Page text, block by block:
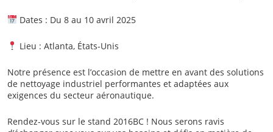
Dates : Du 8 au 10 avril 2025
Lieu : Atlanta, États-Unis
Notre présence est l’occasion de mettre en avant des solutions
de nettoyage industriel performantes et adaptées aux
exigences du secteur aéronautique.
Rendez-vous sur le stand 2016BC ! Nous serons ravis